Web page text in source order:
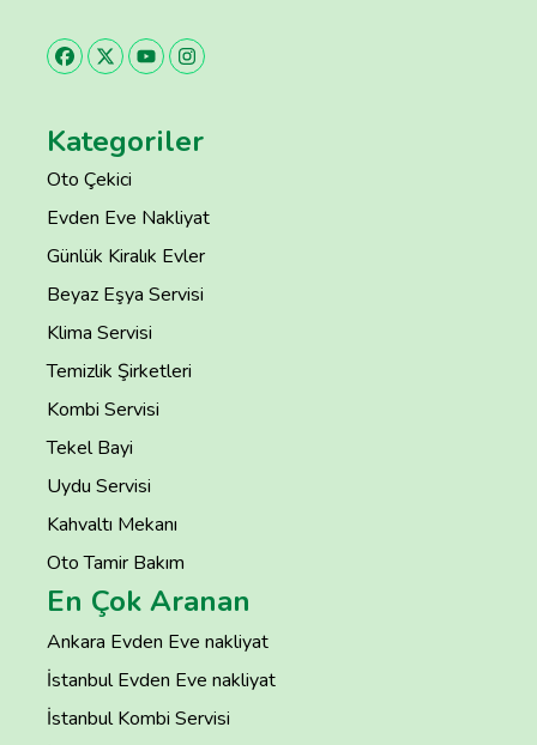
Kategoriler
Oto Çekici
Evden Eve Nakliyat
Günlük Kiralık Evler
Beyaz Eşya Servisi
Klima Servisi
Temizlik Şirketleri
Kombi Servisi
Tekel Bayi
Uydu Servisi
Kahvaltı Mekanı
Oto Tamir Bakım
En Çok Aranan
Ankara Evden Eve nakliyat
İstanbul Evden Eve nakliyat
İstanbul Kombi Servisi